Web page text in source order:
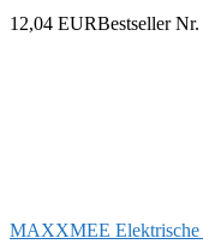
12,04 EURBestseller Nr.
MAXXMEE Elektrische